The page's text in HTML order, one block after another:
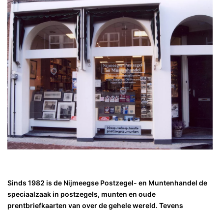
Sinds 1982 is de Nijmeegse Postzegel- en Muntenhandel de
speciaalzaak in postzegels, munten en oude
prentbriefkaarten van over de gehele wereld. Tevens